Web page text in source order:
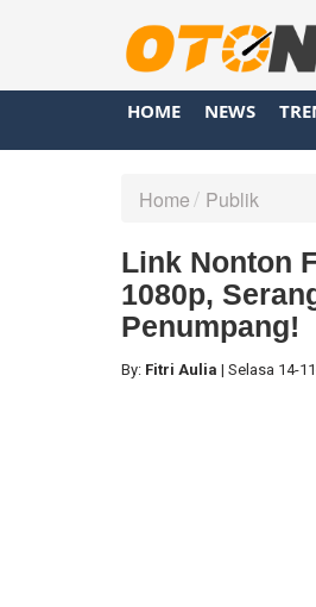
HOME NEWS
Home Publik
Link Nonton
1080p,
Penumpang!
By: Fitri Aulia | Selasa 14-